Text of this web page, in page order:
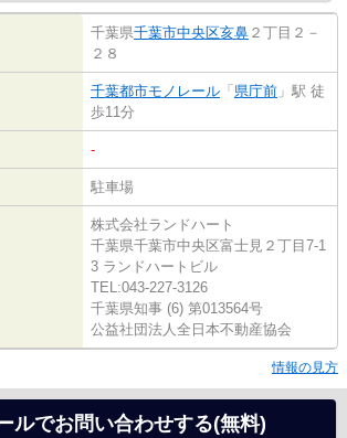
千葉県千葉市中央区亥鼻 ２丁目２－
２８
千葉都市モノレール 「 県庁前 」駅 徒
歩11分
-
駐車場
株式会社ランドハート
千葉県千葉市中央区富士見２丁目7-1
3 ランドハートビル
TEL:043-227-3126
千葉県知事 (6) 第013564号
公益社団法人全日本不動産協会
情報の見方
ルでお問い合わせする(無料)